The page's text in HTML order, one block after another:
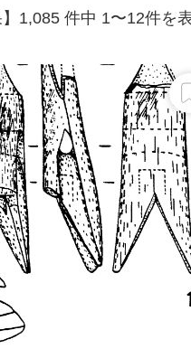
】1,085 件中 1〜12件を